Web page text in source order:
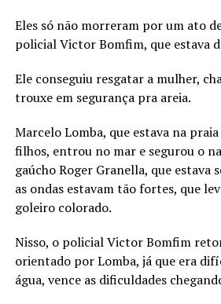
Eles só não morreram por um ato
policial Victor Bomfim, que estava
Ele conseguiu resgatar a mulher,
trouxe em segurança pra areia.
Marcelo Lomba, que estava na
filhos, entrou no mar e segurou o
gaúcho Roger Granella, que estava
as ondas estavam tão fortes, que
goleiro colorado.
Nisso, o policial Victor Bomfim
orientado por Lomba, já que era
água, vence as dificuldades